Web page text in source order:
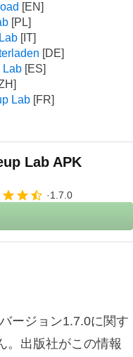
Lab
Lab
Lab APK
1.7.0
ージョン1.7.0に関す
。出版社がこの情報